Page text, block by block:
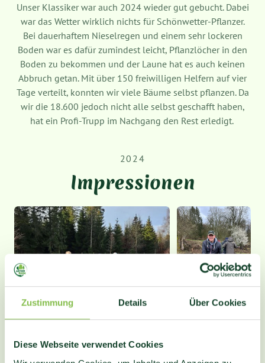
Zustimmung Details Über Cookies
Diese Webseite verwendet Cookies
Unser Klassiker war auch 2024 wieder gut gebucht. Dabei
war das Wetter wirklich nichts für Schönwetter-Pflanzer.
Bei dauerhaftem Nieselregen und einem sehr lockeren
Boden war es dafür zumindest leicht, Pflanzlöcher in den
Boden zu bekommen und der Laune hat es auch keinen
Abbruch getan. Mit über 150 freiwilligen Helfern auf vier
Tage verteilt, konnten wir viele Bäume selbst pflanzen. Da
wir die 18.600 jedoch nicht alle selbst geschafft haben,
hat ein Profi-Trupp im Nachgang den Rest erledigt.
2024
Impressionen